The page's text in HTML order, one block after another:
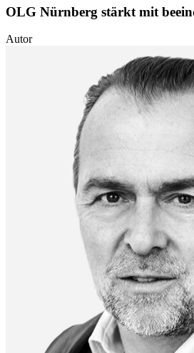
OLG Nürnberg stärkt mit
Autor